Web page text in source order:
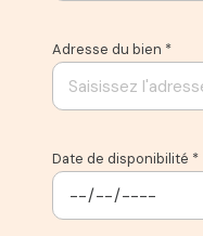
Adresse du bien *
Date de disponibilité *